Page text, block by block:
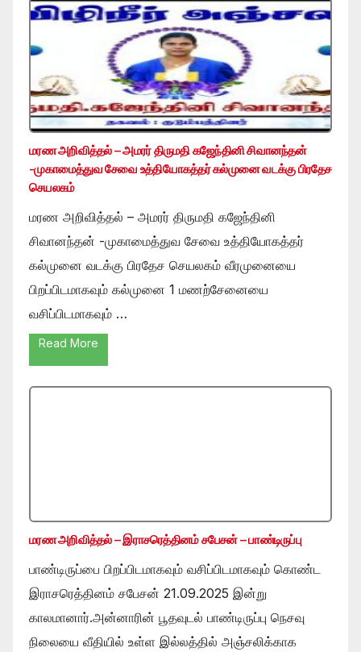
மரண அறிவித்தல் – அமரர் திருமதி கஜேந்தினி சிவானந்தன்
-முகாமைத்துவ சேவை உத்தியோகத்தர் கல்முனை வடக்கு பிரதேச
செயலகம்
மரண அறிவித்தல் – அமரர் திருமதி கஜேந்தினி
சிவானந்தன் -முகாமைத்துவ சேவை உத்தியோகத்தர்
கல்முனை வடக்கு பிரதேச செயலகம் வீரமுனையை
பிறப்பிடமாகவும் கல்முனை 1 மணற்சேனையை
வசிப்பிடமாகவும் …
Read More
மரண அறிவித்தல் – இராசரெத்தினம் சபேசன் – பாண்டிருப்பு
பாண்டிருப்பை பிறப்பிடமாகவும் வசிப்பிடமாகவும் கொண்ட
இராசரெத்தினம் சபேசன் 21.09.2025 இன்று
காலமானார்.அன்னாரின் பூதவுடல் பாண்டிருப்பு நெசவு
நிலையை வீதியில் உள்ள இல்லத்தில் அஞ்சலிக்காக